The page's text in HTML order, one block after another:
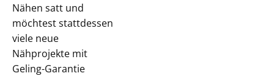
Nähen satt und
möchtest stattdessen
viele neue
Nähprojekte mit
Geling-Garantie